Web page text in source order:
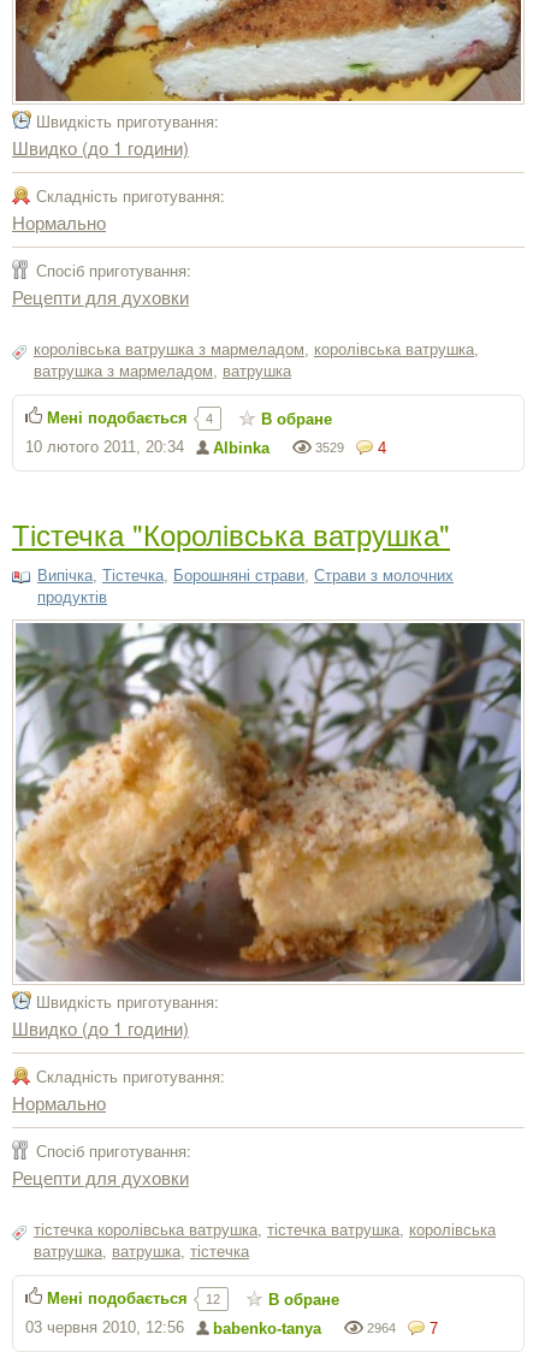
Швидкість приготування:
Швидко (до 1 години)
Складність приготування:
Нормально
Спосіб приготування:
Рецепти для духовки
королівська ватрушка з мармеладом, королівська ватрушка,
ватрушка з мармеладом, ватрушка
4
3529
Albinka
10 лютого 2011, 20:34
Мені подобається 4 В обране
Тістечка "Королівська ватрушка"
Випічка, Тістечка, Борошняні страви, Страви з молочних
продуктів
Швидкість приготування:
Швидко (до 1 години)
Складність приготування:
Нормально
Спосіб приготування:
Рецепти для духовки
тістечка королівська ватрушка тістечка ватрушка королівська
ватрушка ватрушка тістечка
7
2964
babenko-tanya
03 червня 2010, 12:56
Мені подобається 12 В обране